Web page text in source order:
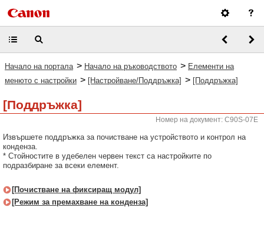
Начало на портала > Начало на ръководството > Елементи на
менюто с настройки > [Настройване/Поддръжка] > [Поддръжка]
[Поддръжка]
Номер на документ: C90S-07E
Извършете поддръжка за почистване на устройството и контрол на
конденза.
* Стойностите в удебелен червен текст са настройките по
подразбиране за всеки елемент.
[Почистване на фиксиращ модул]
[Режим за премахване на конденза]